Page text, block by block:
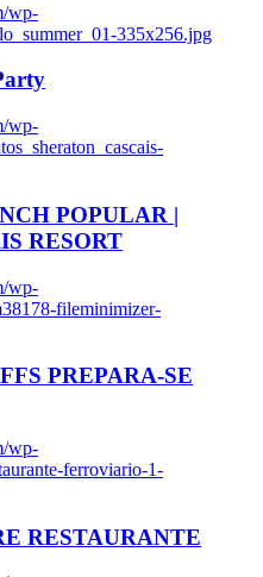
wp-
335x256.jpg
wp-
POPULAR |
RESORT
wp-
fileminimizer-
PREPARA-SE
wp-
ferroviario-1-
RESTAURANTE